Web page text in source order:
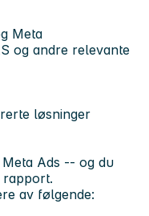
Meta
og andre relevante
løsninger
Meta Ads -- og du
rapport.
av følgende: